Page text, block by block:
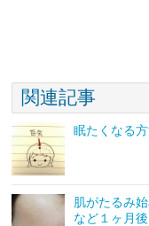
関連記事
眠たくなる
肌がたるみ
など１ヶ月後